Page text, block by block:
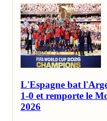
L'Espagne bat
1-0 et remporte le
2026